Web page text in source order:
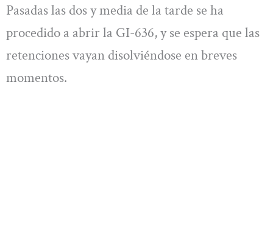
Pasadas las dos y media de la tarde se ha
procedido a abrir la GI-636, y se espera que las
retenciones vayan disolviéndose en breves
momentos.